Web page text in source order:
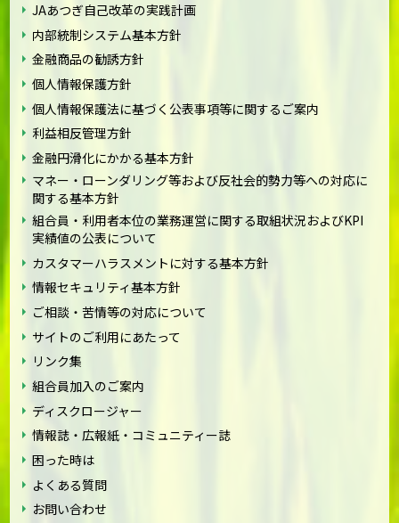
JAあつぎ自己改革の実践計画
内部統制システム基本方針
金融商品の勧誘方針
個人情報保護方針
個人情報保護法に基づく公表事項等に関するご案内
利益相反管理方針
金融円滑化にかかる基本方針
マネー・ローンダリング等および反社会的勢力等への対応に
関する基本方針
組合員・利用者本位の業務運営に関する取組状況およびKPI
実績値の公表について
カスタマーハラスメントに対する基本方針
情報セキュリティ基本方針
ご相談・苦情等の対応について
サイトのご利用にあたって
リンク集
組合員加入のご案内
ディスクロージャー
情報誌・広報紙・コミュニティー誌
困った時は
よくある質問
お問い合わせ